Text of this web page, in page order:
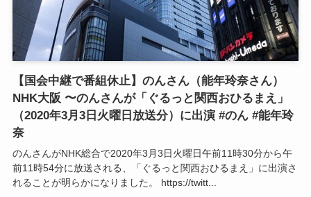
【国会中継で番組休止】のんさん（能年玲奈さん）
NHK大阪 〜のんさんが「ぐるっと関西おひるまえ」
（2020年3月3日火曜日放送分）に出演 #のん #能年玲
奈
のんさんがNHK総合で2020年3月3日火曜日午前11時30分から午
前11時54分に放送される、「ぐるっと関西おひるまえ」に出演さ
れることが明らかになりました。 https://twitt...